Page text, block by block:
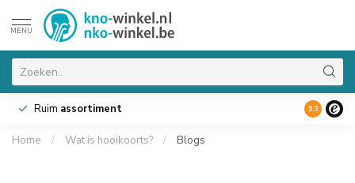
MENU
Ruim assortiment 9.3
Home / Wat is hooikoorts? / Blogs